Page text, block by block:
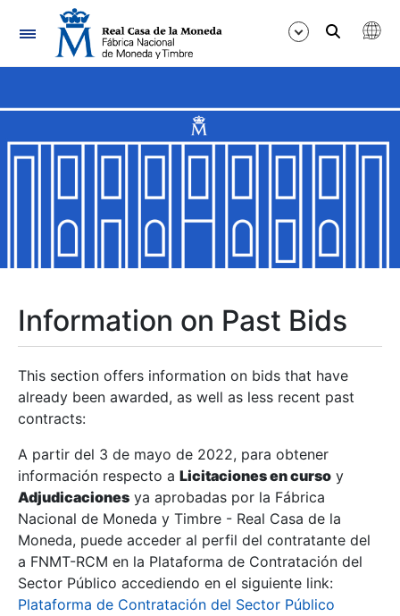
Navigation
Show/Hide
Show/Hide
Show/Hide
Show/Hide
Show/Hide
Information on Past Bids
This section offers information on bids that have
already been awarded, as well as less recent past
contracts:
A partir del 3 de mayo de 2022, para obtener
información respecto a Licitaciones en curso y
Adjudicaciones ya aprobadas por la Fábrica
Nacional de Moneda y Timbre - Real Casa de la
Moneda, puede acceder al perfil del contratante del
a FNMT-RCM en la Plataforma de Contratación del
Sector Público accediendo en el siguiente link:
Plataforma de Contratación del Sector Público